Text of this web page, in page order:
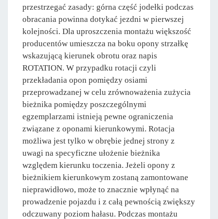
przestrzegać zasady: górna część jodełki podczas
obracania powinna dotykać jezdni w pierwszej
kolejności. Dla uproszczenia montażu większość
producentów umieszcza na boku opony strzałkę
wskazującą kierunek obrotu oraz napis
ROTATION. W przypadku rotacji czyli
przekładania opon pomiędzy osiami
przeprowadzanej w celu zrównoważenia zużycia
bieżnika pomiędzy poszczególnymi
egzemplarzami istnieją pewne ograniczenia
związane z oponami kierunkowymi. Rotacja
możliwa jest tylko w obrębie jednej strony z
uwagi na specyficzne ułożenie bieżnika
względem kierunku toczenia. Jeżeli opony z
bieżnikiem kierunkowym zostaną zamontowane
nieprawidłowo, może to znacznie wpłynąć na
prowadzenie pojazdu i z całą pewnością zwiększy
odczuwany poziom hałasu. Podczas montażu